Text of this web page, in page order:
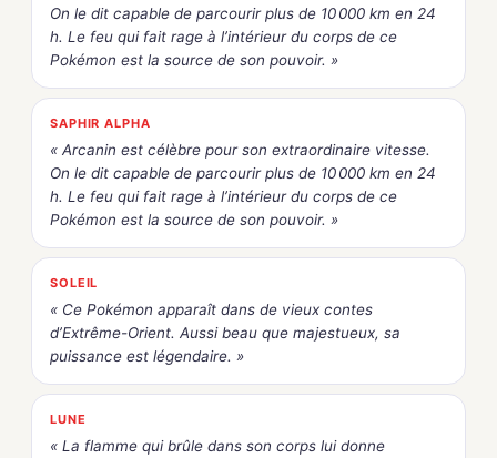
On le dit capable de parcourir plus de 10 000 km en 24
h. Le feu qui fait rage à l’intérieur du corps de ce
Pokémon est la source de son pouvoir. »
SAPHIR ALPHA
« Arcanin est célèbre pour son extraordinaire vitesse.
On le dit capable de parcourir plus de 10 000 km en 24
h. Le feu qui fait rage à l’intérieur du corps de ce
Pokémon est la source de son pouvoir. »
SOLEIL
« Ce Pokémon apparaît dans de vieux contes
d’Extrême-Orient. Aussi beau que majestueux, sa
puissance est légendaire. »
LUNE
« La flamme qui brûle dans son corps lui donne